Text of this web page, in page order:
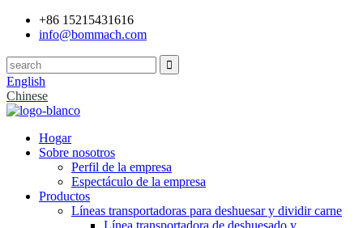
+86 15215431616
info@bommach.com
English
Chinese
Hogar
Sobre nosotros
Perfil de la empresa
Espectáculo de la empresa
Productos
Líneas transportadoras para deshuesar y dividir carne
Línea transportadora de deshuesado y